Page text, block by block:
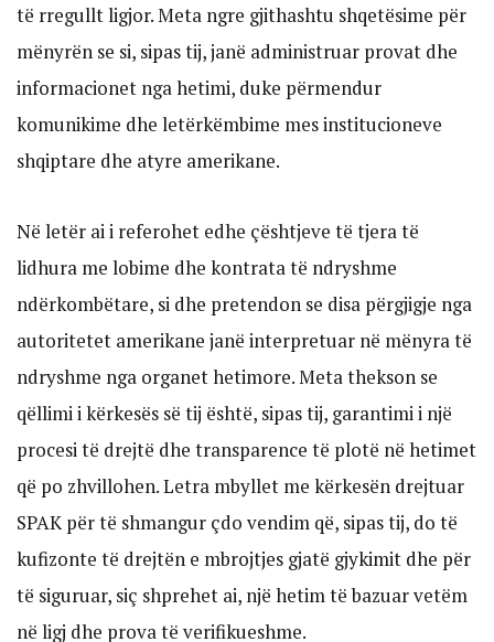
të rregullt ligjor. Meta ngre gjithashtu shqetësime për
mënyrën se si, sipas tij, janë administruar provat dhe
informacionet nga hetimi, duke përmendur
komunikime dhe letërkëmbime mes institucioneve
shqiptare dhe atyre amerikane.
Në letër ai i referohet edhe çështjeve të tjera të
lidhura me lobime dhe kontrata të ndryshme
ndërkombëtare, si dhe pretendon se disa përgjigje nga
autoritetet amerikane janë interpretuar në mënyra të
ndryshme nga organet hetimore. Meta thekson se
qëllimi i kërkesës së tij është, sipas tij, garantimi i një
procesi të drejtë dhe transparence të plotë në hetimet
që po zhvillohen. Letra mbyllet me kërkesën drejtuar
SPAK për të shmangur çdo vendim që, sipas tij, do të
kufizonte të drejtën e mbrojtjes gjatë gjykimit dhe për
të siguruar, siç shprehet ai, një hetim të bazuar vetëm
në ligj dhe prova të verifikueshme.